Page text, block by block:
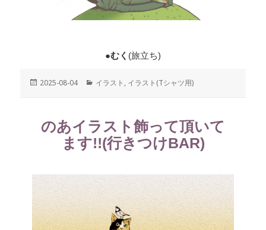
●むく (旅立ち)
投
2025-08-04
カ
ー
イラスト , イラスト(Tシャツ用)
のあイラスト飾って頂いて
ます!!(行きつけBAR)